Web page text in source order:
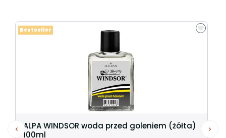
ALPA WINDSOR woda przed goleniem (żółta)
100ml
Bestseller